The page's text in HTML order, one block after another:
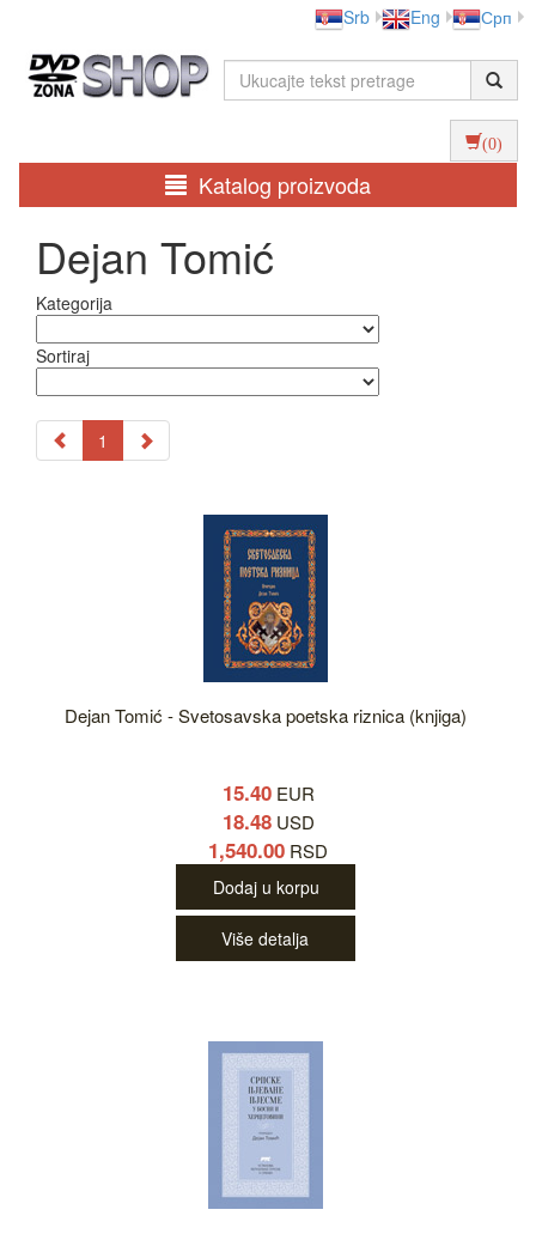
Srb Eng Срп
(0)
Katalog proizvoda
Dejan Tomić
Kategorija
Sortiraj
1
Dejan Tomić - Svetosavska poetska riznica (knjiga)
15.40EUR
18.48USD
1,540.00 RSD
Dodaj u korpu
Više detalja